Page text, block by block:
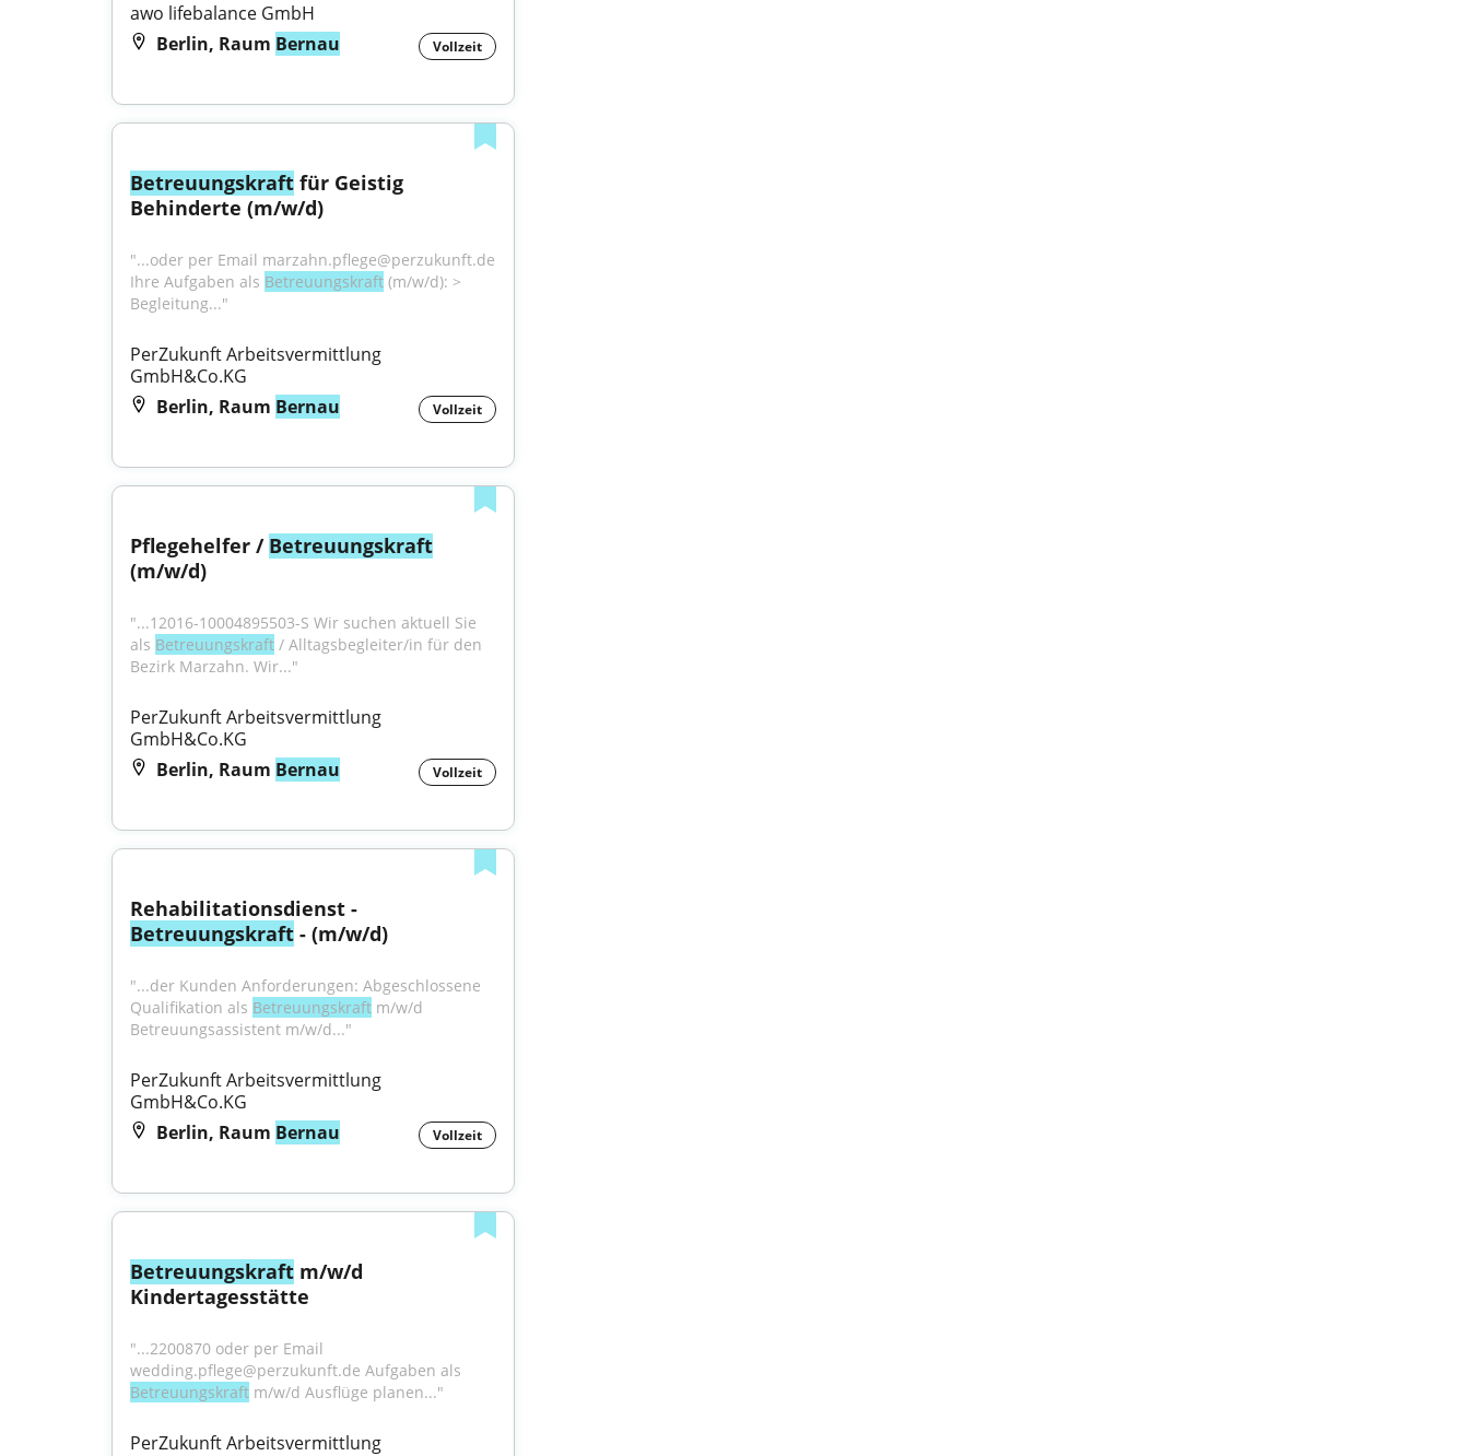
awo lifebalance GmbH
Berlin, Raum Bernau Vollzeit
Betreuungskraft für Geistig
Behinderte (m/w/d)
"...oder per Email marzahn.pflege@perzukunft.de
Ihre Aufgaben als Betreuungskraft (m/w/d): >
Begleitung..."
PerZukunft Arbeitsvermittlung
GmbH&Co.KG
Berlin, Raum Bernau Vollzeit
Pflegehelfer / Betreuungskraft
(m/w/d)
"...12016-10004895503-S Wir suchen aktuell Sie
als Betreuungskraft / Alltagsbegleiter/in für den
Bezirk Marzahn. Wir..."
PerZukunft Arbeitsvermittlung
GmbH&Co.KG
Berlin, Raum Bernau Vollzeit
Betreuungskraft - (m/w/d)
"...der Kunden Anforderungen: Abgeschlossene
Qualifikation als Betreuungskraft m/w/d
Betreuungsassistent m/w/d..."
PerZukunft Arbeitsvermittlung
GmbH&Co.KG
Berlin, Raum Bernau Vollzeit
Betreuungskraft m/w/d
Kindertagesstätte
"...2200870 oder per Email
Betreuungskraft m/w/d Ausflüge planen..."
PerZukunft Arbeitsvermittlung